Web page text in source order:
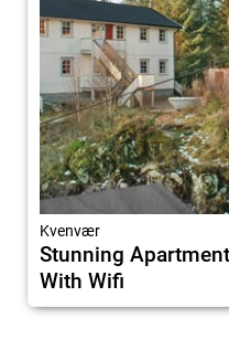
Kvenvær
Stunning
With Wifi